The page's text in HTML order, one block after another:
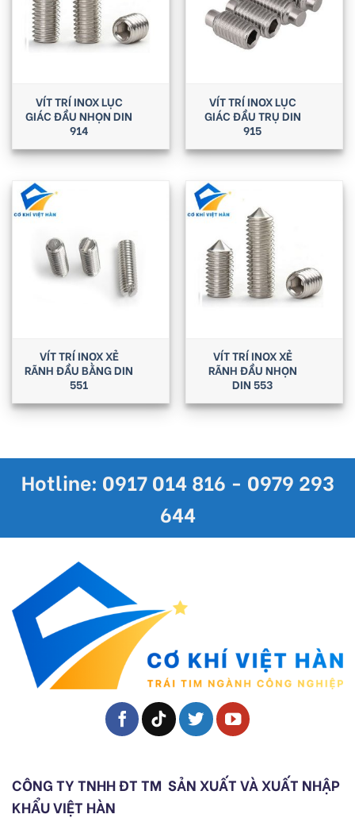
VÍT TRÍ INOX LỤC
GIÁC ĐẦU NHỌN DIN
914
VÍT TRÍ INOX LỤC
GIÁC ĐẦU TRỤ DIN
915
VÍT TRÍ INOX XẺ
RÃNH ĐẦU BẰNG DIN
551
VÍT TRÍ INOX XẺ
RÃNH ĐẦU NHỌN
DIN 553
Hotline: 0917 014 816 - 0979 293
644
CÔNG TY TNHH ĐT TM SẢN XUẤT VÀ XUẤT NHẬP
KHẨU VIỆT HÀN